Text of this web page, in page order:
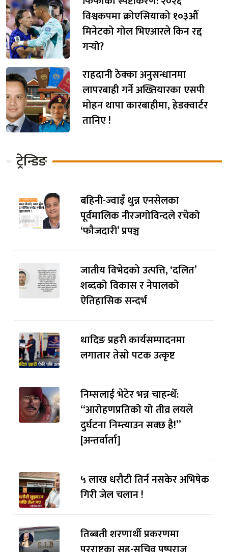
विश्वकपमा क्रोएसियाको १०३औँ
मिनेटको गोल भिएआरले किन रद्द
गर्‍यो?
राहदानी ठेक्का अनुसन्धानमा
लापरबाही गर्ने अख्तियारका एसपी
मोहन थापा कारबाहीमा, हेडक्वार्टर
तानिए !
ट्रेन्डिङ
बहिनी-ज्वाइँ थुन्न एनसेलका
पूर्वमालिक नीरजगोविन्दले रचेको
‘फौजदारी’ प्रपञ्च
जातीय विभेदको उत्पत्ति, ‘दलित’
शब्दको विकास र नेपालको
ऐतिहासिक सन्दर्भ
धादिङ प्रहरी कार्यसम्पादनमा
लगातार तेस्रो पटक उत्कृष्ट
निम्सलाई भेटेर भन्न चाहन्थेँ:
“आरोहणप्रतिको यो तीव्र लयले
दुर्घटना निम्त्याउन सक्छ है!”
[अन्तर्वार्ता]
५ लाख धरौटी तिर्न नसकेर अभिषेक
गिरी जेल चलान !
तिब्बती शरणार्थी प्रकरणमा